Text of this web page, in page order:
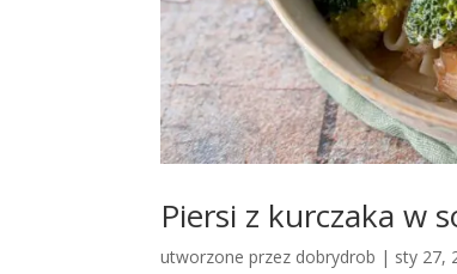
Piersi z kurczaka w
utworzone przez dobrydrob | sty 27,